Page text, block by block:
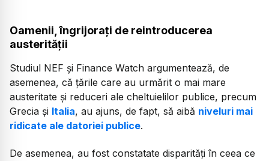
Oamenii, îngrijorați de reintroducerea
austerității
Studiul NEF și Finance Watch argumentează, de
asemenea, că țările care au urmărit o mai mare
austeritate și reduceri ale cheltuielilor publice, precum
Grecia și Italia, au ajuns, de fapt, să aibă niveluri mai
ridicate ale datoriei publice.
De asemenea, au fost constatate disparități în ceea ce